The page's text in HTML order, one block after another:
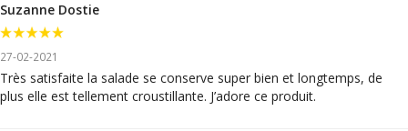
Suzanne Dostie
27-02-2021
Très satisfaite la salade se conserve super bien et longtemps, de
plus elle est tellement croustillante. J’adore ce produit.